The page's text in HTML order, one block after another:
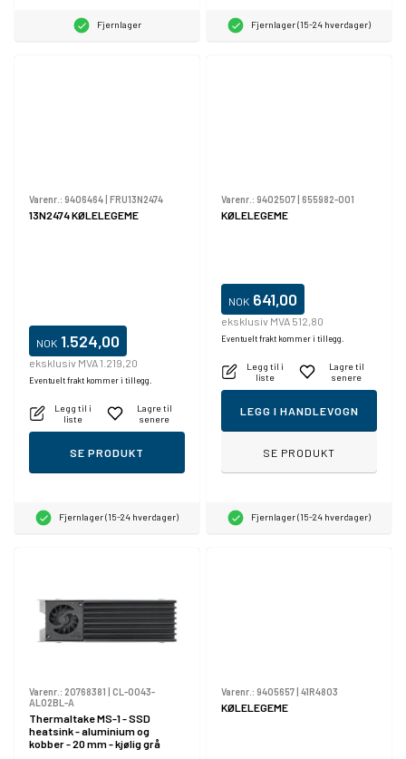
Fjernlager Fjernlager (15-24 hverdager)
Varenr.: 9406464| FRU13N2474
13N2474 KØLELEGEME
NOK 1.524,00
eksklusiv MVA 1.219,20
Eventuelt frakt kommer i tillegg.
Legg til i
liste
Lagre til
senere
SE PRODUKT
Fjernlager (15-24 hverdager)
Varenr.: 9402507| 655982-001
KØLELEGEME
NOK 641,00
eksklusiv MVA 512,80
Eventuelt frakt kommer i tillegg.
Legg til i
liste
Lagre til
senere
LEGG I HANDLEVOGN
SE PRODUKT
Fjernlager (15-24 hverdager)
Varenr.: 20768381 | CL-O043-
AL02BL-A
Thermaltake MS-1 - SSD
heatsink - aluminium og
kobber - 20 mm - kjølig grå
Varenr.: 9405657| 41R4803
KØLELEGEME